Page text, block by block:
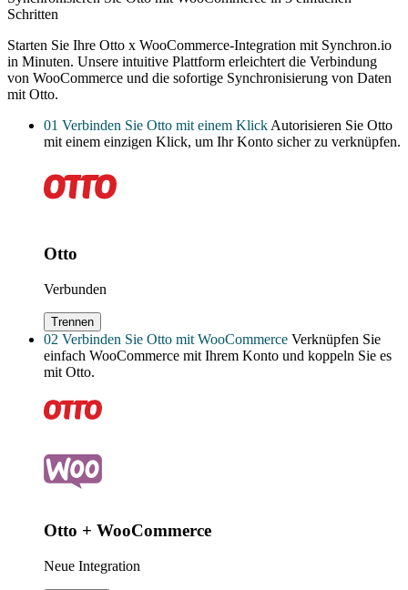
Schritten
Starten Sie Ihre Otto x WooCommerce-Integration mit Synchron.io
in Minuten. Unsere intuitive Plattform erleichtert die Verbindung
von WooCommerce und die sofortige Synchronisierung von Daten
mit Otto.
01 Verbinden Sie Otto mit einem Klick Autorisieren Sie Otto
mit einem einzigen Klick, um Ihr Konto sicher zu verknüpfen.
Otto
Verbunden
Trennen
02 Verbinden Sie Otto mit WooCommerce Verknüpfen Sie
einfach WooCommerce mit Ihrem Konto und koppeln Sie es
mit Otto.
Otto + WooCommerce
Neue Integration